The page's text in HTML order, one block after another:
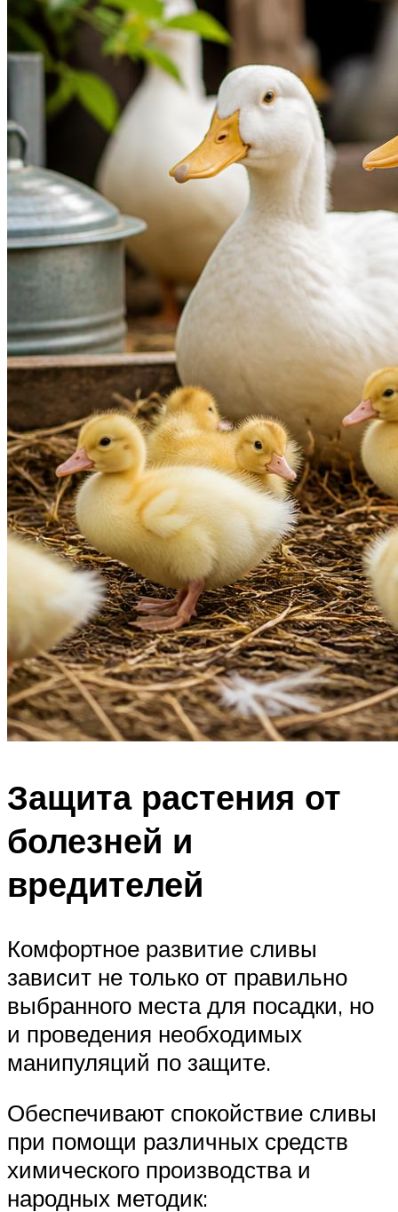
Защита растения от
болезней и
вредителей
Комфортное развитие сливы
зависит не только от правильно
выбранного места для посадки, но
и проведения необходимых
манипуляций по защите.
Обеспечивают спокойствие сливы
при помощи различных средств
химического производства и
народных методик: